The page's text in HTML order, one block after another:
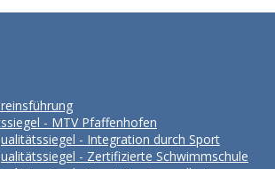
- MTV Pfaffenhofen
- Integration durch Sport
- Zertifizierte Schwimmschule